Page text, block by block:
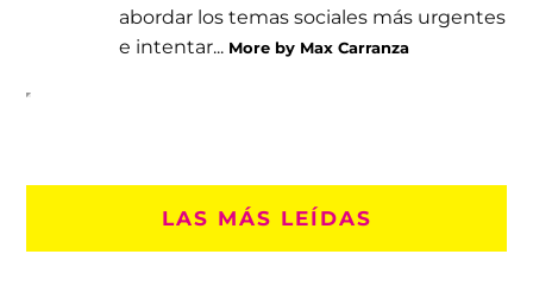
abordar los temas sociales más urgentes
e intentar... More by Max Carranza
LAS MÁS LEÍDAS